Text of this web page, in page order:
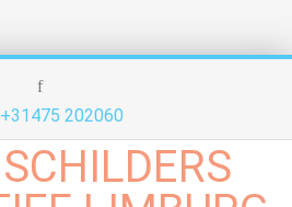
+31475 202060